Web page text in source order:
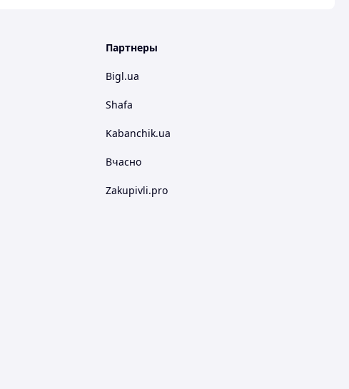
Партнеры
Bigl.ua
Shafa
Kabanchik.ua
Вчасно
Zakupivli.pro